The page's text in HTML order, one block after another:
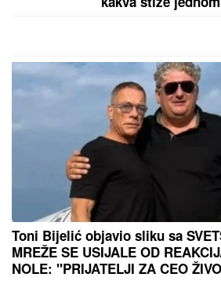
objavila sliku iz
usijale
Njukasl se oprostio od kapitena:
potpisao za Arsenal